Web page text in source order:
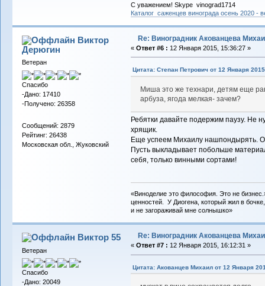
С уважением! Skype vinograd1714
Каталог саженцев винограда осень 2020 -
Виктор
Дерюгин
Ветеран
Спасибо
-Дано: 17410
-Получено: 26358
Сообщений: 2879
Рейтинг: 26438
Московская обл., Жуковский
Re: Виноградник Акованцева
« Ответ #6 : 12 Января 2015, 15:36:27 »
Цитата: Степан Петрович от 12 Января
Миша это же технари, детям еще
арбуза, ягода мелкая- зачем?
Ребятки давайте подержим паузу. Не
хрящик.
Еще успеем Михаилу нашпондырять.
Пусть выкладывает побольше
себя, только винными сортами!
«Виноделие это философия. Это не
ценностей. У Диогена, который жил в
и не загораживай мне солнышко»
Виктор 55
Ветеран
Спасибо
-Дано: 20049
Re: Виноградник Акованцева
« Ответ #7 : 12 Января 2015, 16:12:31 »
Цитата: Акованцев Михаил от 12 Января